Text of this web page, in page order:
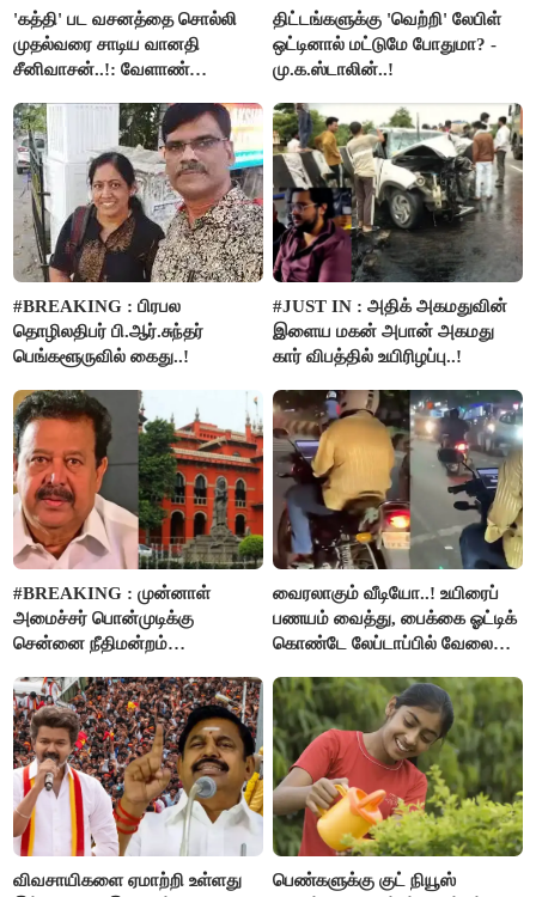
'கத்தி' பட வசனத்தை சொல்லி
முதல்வரை சாடிய வானதி
சீனிவாசன்..!: வேளாண்
எதிர்ப்பு!
திட்டங்களுக்கு 'வெற்றி' லேபிள்
ஒட்டினால் மட்டுமே போதுமா? -
மு.க.ஸ்டாலின்..!
#BREAKING : பிரபல
தொழிலதிபர் பி.ஆர்.சுந்தர்
பெங்களூருவில் கைது..!
#JUST IN : அதிக் அகமதுவின்
இளைய மகன் அபான் அகமது
கார் விபத்தில் உயிரிழப்பு..!
#BREAKING : முன்னாள்
அமைச்சர் பொன்முடிக்கு
சென்னை நீதிமன்றம்
வைரலாகும் வீடியோ..! உயிரைப்
பணயம் வைத்து, பைக்கை ஓட்டிக்
கொண்டே லேப்டாப்பில் வேலை
விவசாயிகளை ஏமாற்றி உள்ளது
பெண்களுக்கு குட் நியூஸ்